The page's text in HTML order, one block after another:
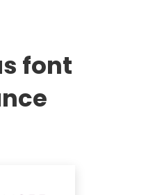
font